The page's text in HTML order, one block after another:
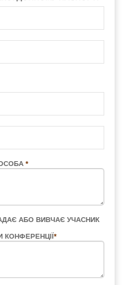
*
АБО ВИВЧАЄ УЧАСНИК
КОНФЕРЕНЦІЇ*